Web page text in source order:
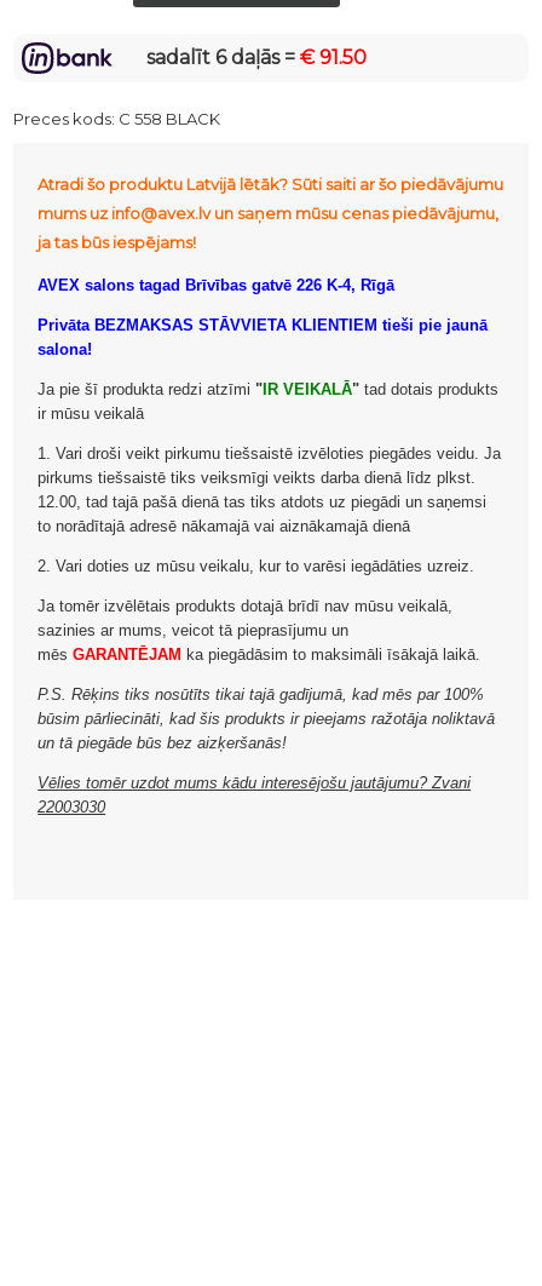
sadalīt 6 daļās =€ 91.50
Preces kods: C 558 BLACK
Atradi šo produktu Latvijā lētāk? Sūti saiti ar šo piedāvājumu
mums uz info@avex.lv un saņem mūsu cenas piedāvājumu,
ja tas būs iespējams!
AVEX salons tagad Brīvības gatvē 226 K-4, Rīgā
Privāta BEZMAKSAS STĀVVIETA KLIENTIEM tieši pie jaunā
salona!
Ja pie šī produkta redzi atzīmi " IR VEIKALĀ" tad dotais produkts
ir mūsu veikalā
1. Vari droši veikt pirkumu tiešsaistē izvēloties piegādes veidu. Ja
pirkums tiešsaistē tiks veiksmīgi veikts darba dienā līdz plkst.
12.00, tad tajā pašā dienā tas tiks atdots uz piegādi un saņemsi
to norādītajā adresē nākamajā vai aiznākamajā dienā
2. Vari doties uz mūsu veikalu, kur to varēsi iegādāties uzreiz.
Ja tomēr izvēlētais produkts dotajā brīdī nav mūsu veikalā,
sazinies ar mums, veicot tā pieprasījumu un
mēsGARANTĒJAM ka piegādāsim to maksimāli īsākajā laikā.
P.S. Rēķins tiks nosūtīts tikai tajā gadījumā, kad mēs par 100%
būsim pārliecināti, kad šis produkts ir pieejams ražotāja noliktavā
un tā piegāde būs bez aizķeršanās!
Vēlies tomēr uzdot mums kādu interesējošu jautājumu? Zvani
22003030